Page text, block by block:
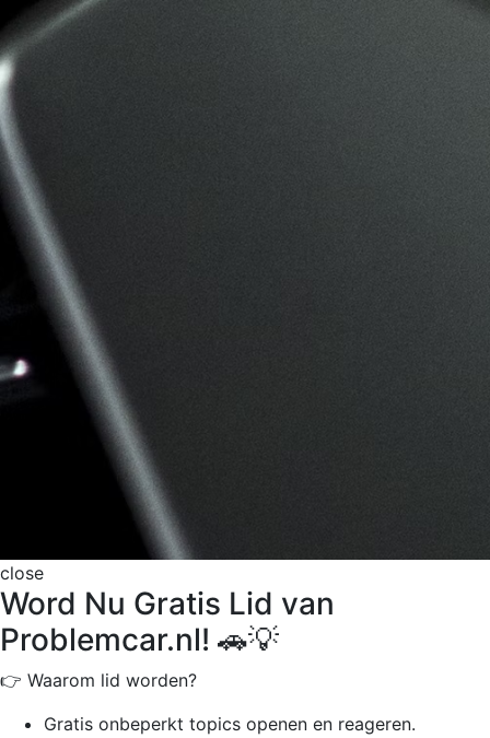
close
Word Nu Gratis Lid van
Problemcar.nl! 🚗💡
👉 Waarom lid worden?
Gratis onbeperkt topics openen en reageren.